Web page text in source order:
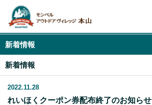
新着情報
新着情報
2022.11.28
れいほくクーポン券配布終了のお知らせ